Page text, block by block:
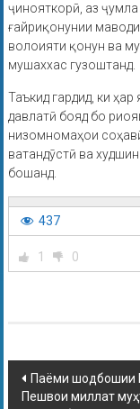
ҷинояткорӣ, аз
ғайриқонунии
волоияти қонун ва
мушаххас гузоштанд.
Таъкид гардид, ки
давлатӣ бояд бо
низомномаҳои
ватандӯстӣ ва
бошанд.
437
1 0
Паёми шодбошии
Пешвои миллат